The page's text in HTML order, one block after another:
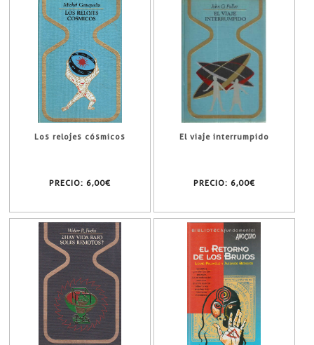
Los relojes cósmicos
PRECIO: 6,00€
El viaje interrumpido
PRECIO: 6,00€